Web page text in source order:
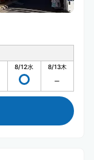
8/12水 8/13木